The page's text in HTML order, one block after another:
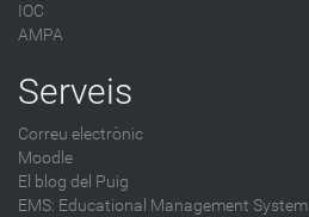
IOC
AMPA
Serveis
Correu electrònic
Moodle
El blog del Puig
EMS: Educational Management System